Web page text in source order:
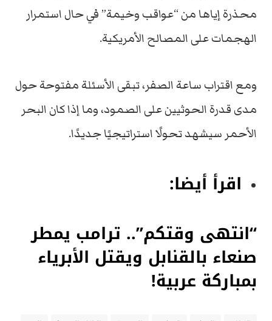
محذرة إياها من “عواقب وخيمة” في حال استمرار
الهجمات على المصالح الأمريكية.
ومع اقتراب ساعة الصفر، تبقى الأسئلة مفتوحة حول
مدى قدرة الحوثيين على الصمود، وما إذا كان البحر
الأحمر سيشهد تحولًا استراتيجيًا جديدًا.
اقرأ أيضا:
“انتهى وقتكم”.. ترامب يمطر
صنعاء بالقنابل ويقتل الأبرياء
بمباركة عربية!